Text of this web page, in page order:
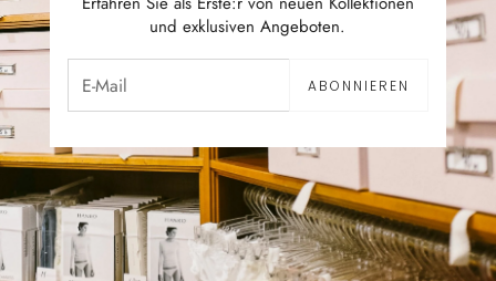
und exklusiven Angeboten.
ABONNIEREN